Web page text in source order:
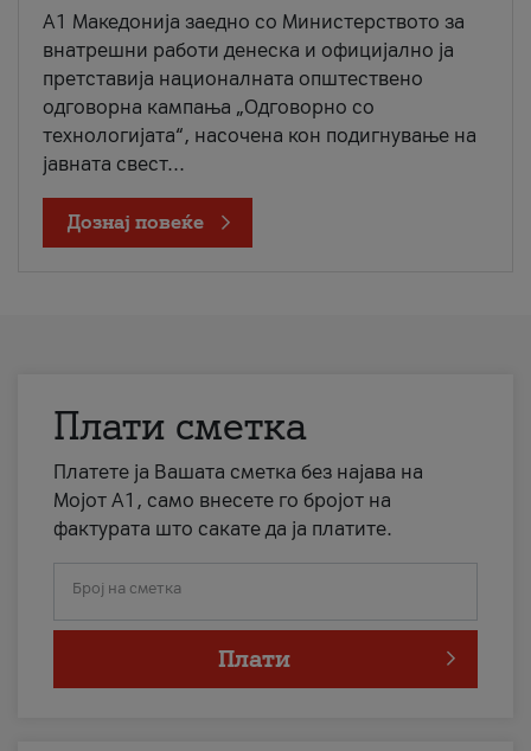
A1 Македонија заедно со Министерството за
внатрешни работи денеска и официјално ја
претставија националната општествено
одговорна кампања „Одговорно со
технологијата“, насочена кон подигнување на
јавната свест...
Дознај повеќе
Плати сметка
Платете ја Вашата сметка без најава на
Мојот А1, само внесете го бројот на
фактурата што сакате да ја платите.
Број на сметка
Плати